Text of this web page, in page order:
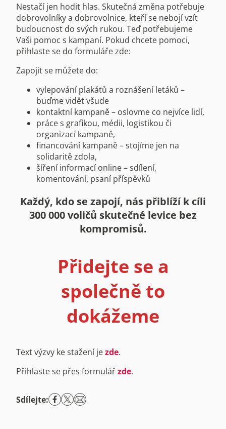
Nestačí jen hodit hlas. Skutečná změna potřebuje
dobrovolníky a dobrovolnice, kteří se nebojí vzít
budoucnost do svých rukou. Teď potřebujeme
Vaši pomoc s kampaní. Pokud chcete pomoci,
přihlaste se do formuláře zde:
Zapojit se můžete do:
vylepování plakátů a roznášení letáků –
buďme vidět všude
kontaktní kampaně – oslovme co nejvíce lidí,
práce s grafikou, médii, logistikou či
organizací kampaně,
financování kampaně – stojíme jen na
solidaritě zdola,
šíření informací online – sdílení,
komentování, psaní příspěvků
Každý, kdo se zapojí, nás přiblíží k cíli
300 000 voličů skutečné levice bez
kompromisů.
Přidejte se a
společně to
dokážeme
Text výzvy ke stažení jezde.
Přihlaste se přes formulářzde.
Sdílejte: